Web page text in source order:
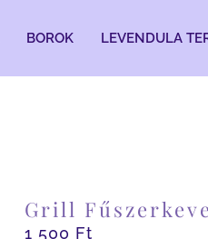
BOROK LEVENDULA
Grill
1 500 Ft